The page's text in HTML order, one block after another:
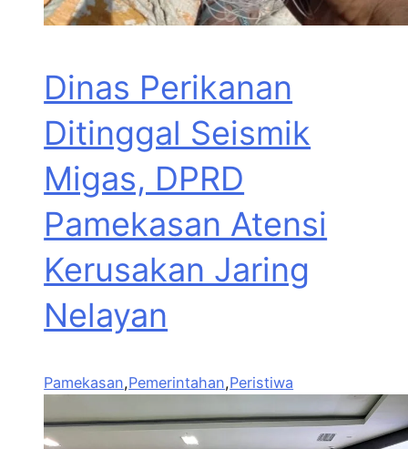
Dinas Perikanan
Ditinggal Seismik
Migas, DPRD
Pamekasan Atensi
Kerusakan Jaring
Nelayan
Pamekasan,Pemerintahan,Peristiwa